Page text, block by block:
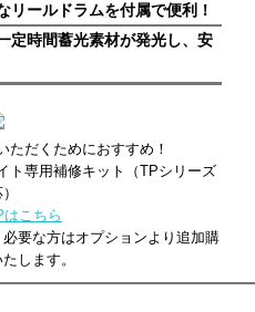
リールドラムを付属で便利！
定時間蓄光素材が発光し、安
ただくためにおすすめ！
ト専用補修キット（TPシリーズ
こちら
要な方はオプションより追加購
します。